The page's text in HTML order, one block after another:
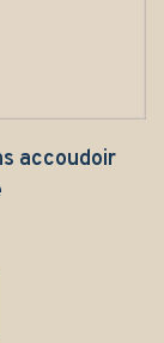
accoudoir